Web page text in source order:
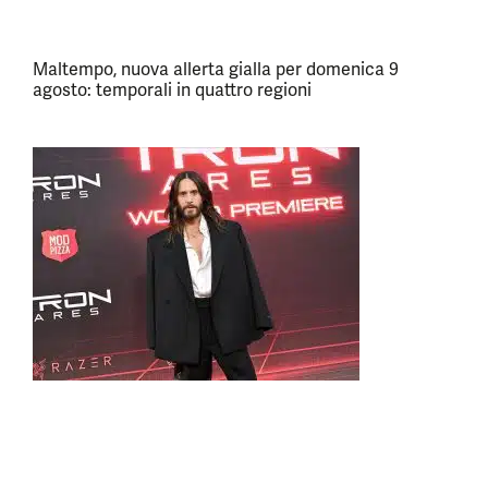
Maltempo, nuova allerta gialla per domenica 9
agosto: temporali in quattro regioni